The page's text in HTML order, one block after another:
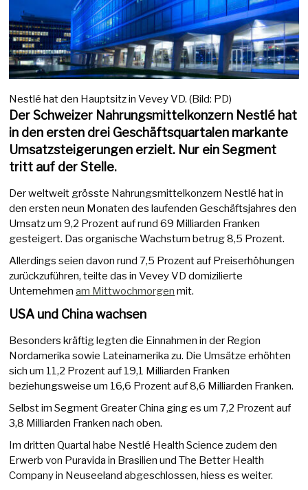
Nestlé hat den Hauptsitz in Vevey VD. (Bild: PD)
Der Schweizer Nahrungsmittelkonzern Nestlé hat
in den ersten drei Geschäftsquartalen markante
Umsatzsteigerungen erzielt. Nur ein Segment
tritt auf der Stelle.
Der weltweit grösste Nahrungsmittelkonzern Nestlé hat in
den ersten neun Monaten des laufenden Geschäftsjahres den
Umsatz um 9,2 Prozent auf rund 69 Milliarden Franken
gesteigert. Das organische Wachstum betrug 8,5 Prozent.
Allerdings seien davon rund 7,5 Prozent auf Preiserhöhungen
zurückzuführen, teilte das in Vevey VD domizilierte
Unternehmenam Mittwochmorgen mit.
USA und China wachsen
Besonders kräftig legten die Einnahmen in der Region
Nordamerika sowie Lateinamerika zu. Die Umsätze erhöhten
sich um 11,2 Prozent auf 19,1 Milliarden Franken
beziehungsweise um 16,6 Prozent auf 8,6 Milliarden Franken.
Selbst im Segment Greater China ging es um 7,2 Prozent auf
3,8 Milliarden Franken nach oben.
Im dritten Quartal habe Nestlé Health Science zudem den
Erwerb von Puravida in Brasilien und The Better Health
Company in Neuseeland abgeschlossen, hiess es weiter.